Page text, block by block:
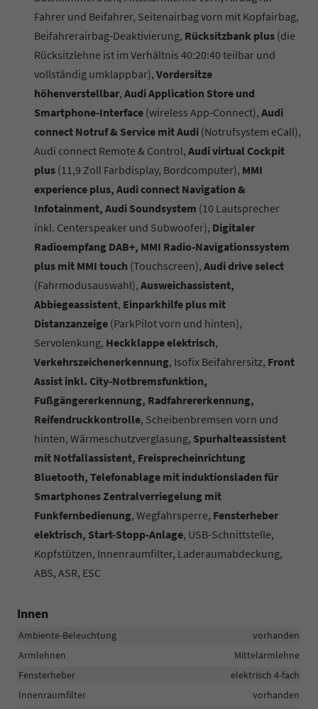
Fahrer und Beifahrer, Seitenairbag vorn mit Kopfairbag,
Beifahrerairbag-Deaktivierung, Rücksitzbank plus (die
Rücksitzlehne ist im Verhältnis 40:20:40 teilbar und
vollständig umklappbar), Vordersitze
höhenverstellbar, Audi Application Store und
Smartphone-Interface (wireless App-Connect), Audi
connect Notruf & Service mit Audi (Notrufsystem eCall),
Audi connect Remote & Control, Audi virtual Cockpit
plus (11,9 Zoll Farbdisplay, Bordcomputer), MMI
experience plus, Audi connect Navigation &
Infotainment, Audi Soundsystem (10 Lautsprecher
inkl. Centerspeaker und Subwoofer), Digitaler
Radioempfang DAB+, MMI Radio-Navigationssystem
plus mit MMI touch (Touchscreen), Audi drive select
(Fahrmodusauswahl), Ausweichassistent,
Abbiegeassistent, Einparkhilfe plus mit
Distanzanzeige (ParkPilot vorn und hinten),
Servolenkung, Heckklappe elektrisch,
Verkehrszeichenerkennung, Isofix Beifahrersitz, Front
Assist inkl. City-Notbremsfunktion,
Fußgängererkennung, Radfahrererkennung,
Reifendruckkontrolle, Scheibenbremsen vorn und
hinten, Wärmeschutzverglasung, Spurhalteassistent
mit Notfallassistent, Freisprecheinrichtung
Bluetooth, Telefonablage mit induktionsladen für
Smartphones Zentralverriegelung mit
Funkfernbedienung, Wegfahrsperre, Fensterheber
elektrisch, Start-Stopp-Anlage, USB-Schnittstelle,
Kopfstützen, Innenraumfilter, Laderaumabdeckung,
ABS, ASR, ESC
Innen
Ambiente-Beleuchtung
vorhanden
Armlehnen
Mittelarmlehne
Fensterheber
elektrisch 4-fach
Innenraumfilter
vorhanden